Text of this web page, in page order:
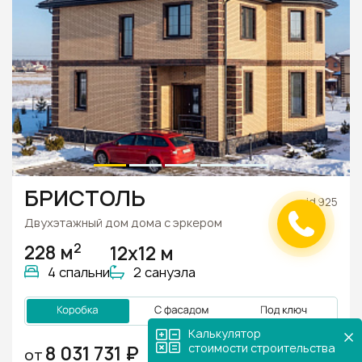
Калькулятор
стоимости строительства
БРИСТОЛЬ id 925
Двухэтажный дом дома с эркером
228 м2
4 спальни
12х12 м
2 санузла
ОТ 8 031 731 ₽ 98